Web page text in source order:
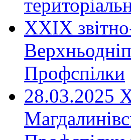
XXIX
Профспілки
28.03.2025